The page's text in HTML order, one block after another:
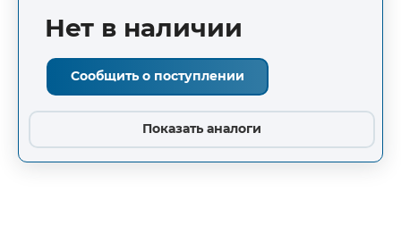
Нет в наличии
Сообщить о поступлении
Показать аналоги